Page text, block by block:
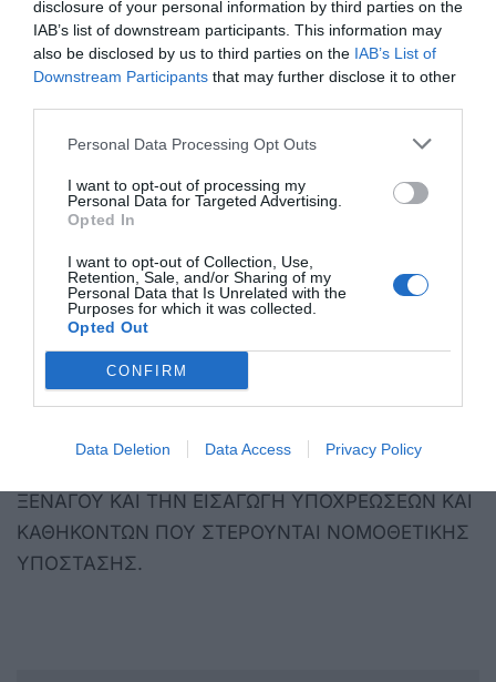
disclosure of your personal information by third parties on the
IAB’s list of downstream participants. This information may
also be disclosed by us to third parties on the IAB’s List of
Downstream Participants that may further disclose it to other
Personal Data Processing Opt Outs
I want to opt-out of processing my
Personal Data for Targeted Advertising.
Opted In
I want to opt-out of Collection, Use,
Retention, Sale, and/or Sharing of my
Personal Data that Is Unrelated with the
Purposes for which it was collected.
Opted Out
CONFIRM
Data Deletion Data Access Privacy Policy
ευθύνη αποκλειστικά των εργοδοτών μας.
Ο Ξεναγός προετοιμάζει την εκδρομή και την
εκτελεί σύμφωνα με το πρόγραμμα που του δίνει ο
-Καλούμαστε να ενισχύσουμε την τουριστική
οικονομία , ωσάν τούτο να είναι δικό μας έργο και
ευθύνη .
Η Πανελλήνια Ομοσπονδία Ξεναγών ζητά μια
εποικοδομητική συνεργασία με το Υπουργείο
Τουρισμού ώστε να προστατευτεί η ουσία του
επαγγέλματος του ξεναγού αλλά και ο
εργαζόμενος/άνθρωπος Ξεναγός .
ΚΑΤΑΔΙΚΑΖΟΥΜΕ ΤΗΝ ΠΡΟΣΠΑΘΕΙΑ
ΞΕΝΑΓΟΥ ΚΑΙ ΤΗΝ ΕΙΣΑΓΩΓΗ ΥΠΟΧΡΕΩΣΕΩΝ ΚΑΙ
ΚΑΘΗΚΟΝΤΩΝ ΠΟΥ ΣΤΕΡΟΥΝΤΑΙ ΝΟΜΟΘΕΤΙΚΗΣ
ΥΠΟΣΤΑΣΗΣ.